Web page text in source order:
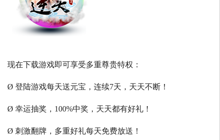
现在下载游戏即可享受多重尊贵特权：
Ø 登陆游戏每天送元宝，连续7天，天天不断！
Ø 幸运抽奖，100%中奖，天天都有好礼！
Ø 刺激翻牌，多重好礼每天免费放送！